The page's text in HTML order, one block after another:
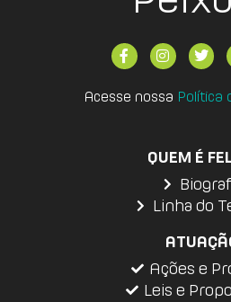
Acesse nossa Política
QUEM É
Linha do
Ações e
Leis e